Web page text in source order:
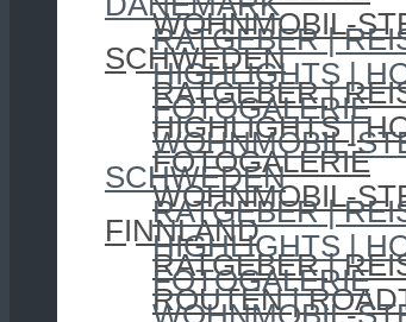
WOHNMOBIL-
SCHWEDEN
RATGEBER |
HIGHLIGHTS |
FOTOGALERIE
WOHNMOBIL-
FINNLAND
RATGEBER |
ROUTEN |
RATGEBER |
HIGHLIGHTS |
FOTOGALERIE
WOHNMOBIL-
SCHWEDEN
RATGEBER |
HIGHLIGHTS |
FOTOGALERIE
WOHNMOBIL-